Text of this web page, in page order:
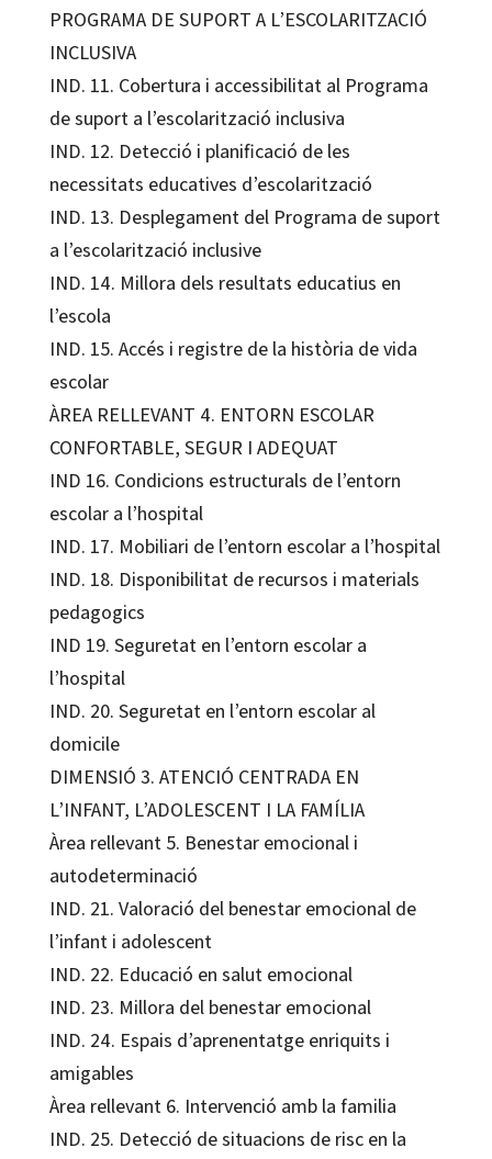
PROGRAMA DE SUPORT A L’ESCOLARITZACIÓ
INCLUSIVA
IND. 11. Cobertura i accessibilitat al Programa
de suport a l’escolarització inclusiva
IND. 12. Detecció i planificació de les
necessitats educatives d’escolarització
IND. 13. Desplegament del Programa de suport
a l’escolarització inclusive
IND. 14. Millora dels resultats educatius en
l’escola
IND. 15. Accés i registre de la història de vida
escolar
ÀREA RELLEVANT 4. ENTORN ESCOLAR
CONFORTABLE, SEGUR I ADEQUAT
IND 16. Condicions estructurals de l’entorn
escolar a l’hospital
IND. 17. Mobiliari de l’entorn escolar a l’hospital
IND. 18. Disponibilitat de recursos i materials
pedagogics
IND 19. Seguretat en l’entorn escolar a
l’hospital
IND. 20. Seguretat en l’entorn escolar al
domicile
DIMENSIÓ 3. ATENCIÓ CENTRADA EN
L’INFANT, L’ADOLESCENT I LA FAMÍLIA
Àrea rellevant 5. Benestar emocional i
autodeterminació
IND. 21. Valoració del benestar emocional de
l’infant i adolescent
IND. 22. Educació en salut emocional
IND. 23. Millora del benestar emocional
IND. 24. Espais d’aprenentatge enriquits i
amigables
Àrea rellevant 6. Intervenció amb la familia
IND. 25. Detecció de situacions de risc en la